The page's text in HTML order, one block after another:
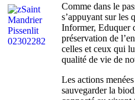
Comme dans le
s’appuyant sur les
Informer, Eduquer
préservation de
celles et ceux qui
qualité de vie de
Les actions
sauvegarder la